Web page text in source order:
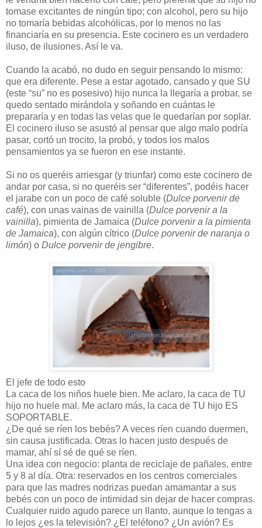
tomase excitantes de ningún tipo; con alcohol, pero su hijo
no tomaría bebidas alcohólicas, por lo menos no las
financiaría en su presencia. Este cocinero es un verdadero
iluso, de ilusiones. Así le va.
Cuando la acabó, no dudo en seguir pensando lo mismo:
que era diferente. Pese a estar agotado, cansado y que SU
(este “su” no es posesivo) hijo nunca la llegaría a probar, se
quedo sentado mirándola y soñando en cuántas le
prepararía y en todas las velas que le quedarían por soplar.
El cocinero iluso se asustó al pensar que algo malo podría
pasar, cortó un trocito, la probó, y todos los malos
pensamientos ya se fueron en ese instante.
Si no os queréis arriesgar (y triunfar) como este cocinero de
andar por casa, si no queréis ser “diferentes”, podéis hacer
el jarabe con un poco de café soluble (Dulce porvenir de
café), con unas vainas de vainilla (Dulce porvenir a la
vainilla), pimienta de Jamaica (Dulce porvenir a la pimienta
de Jamaica), con algún cítrico (Dulce porvenir de naranja o
limón) o Dulce porvenir de jengibre.
El jefe de todo esto
La caca de los niños huele bien. Me aclaro, la caca de TU
hijo no huele mal. Me aclaro más, la caca de TU hijo ES
SOPORTABLE.
¿De qué se ríen los bebés? A veces ríen cuando duermen,
sin causa justificada. Otras lo hacen justo después de
mamar, ahí sí sé de qué se ríen.
Una idea con negocio: planta de reciclaje de pañales, entre
5 y 8 al día. Otra: reservados en los centros comerciales
para que las madres nodrizas puedan amamantar a sus
bebés con un poco de intimidad sin dejar de hacer compras.
Cualquier ruido agudo parece un llanto, aunque lo tengas a
lo lejos ¿es la televisión? ¿El teléfono? ¿Un avión? Es